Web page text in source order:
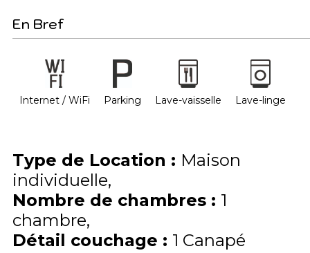
En Bref
Internet / WiFi Parking Lave-vaisselle Lave-linge
Type de Location : Maison
individuelle
Nombre de chambres : 1
chambre
Détail couchage : 1 Canapé